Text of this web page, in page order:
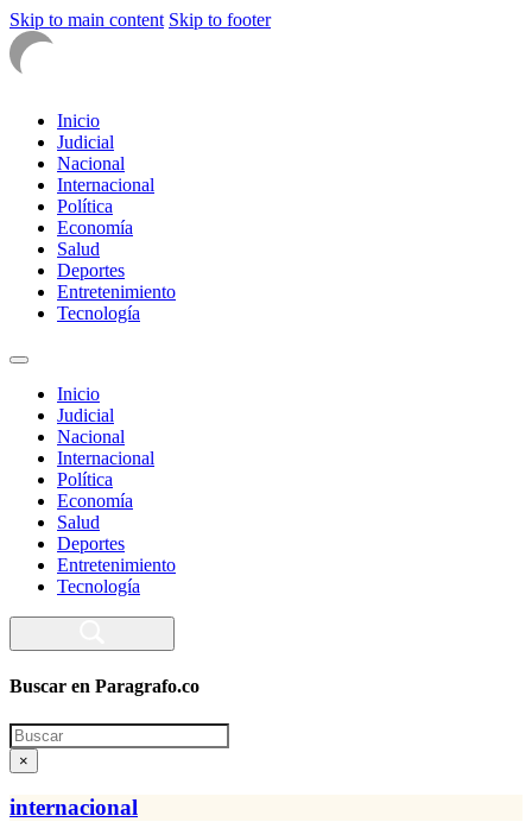
Skip to main content Skip to footer
Inicio
Judicial
Nacional
Internacional
Política
Economía
Salud
Deportes
Entretenimiento
Tecnología
Inicio
Judicial
Nacional
Internacional
Política
Economía
Salud
Deportes
Entretenimiento
Tecnología
Buscar en Paragrafo.co
Search
×
internacional